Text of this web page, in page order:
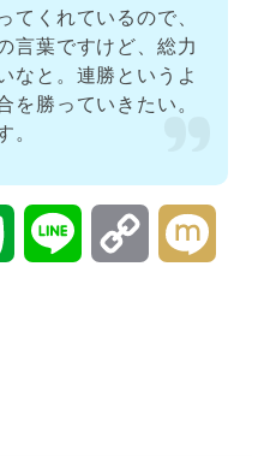
てくれているので、
言葉ですけど、総力
なと。連勝というよ
を勝っていきたい。
。